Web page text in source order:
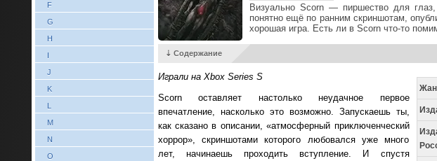
F
G
H
I
J
K
L
M
N
O
Визуально Scorn — пиршество для
понятно ещё по ранним скриншотам,
хорошая игра. Есть ли в Scorn что-то
⇣ Содержание
Играли на Xbox Series S
Scorn оставляет настолько неудачное первое
впечатление, насколько это возможно. Запускаешь ты,
как сказано в описании, «атмосферный приключенческий
хоррор», скриншотами которого любовался уже много
лет, начинаешь проходить вступление. И спустя